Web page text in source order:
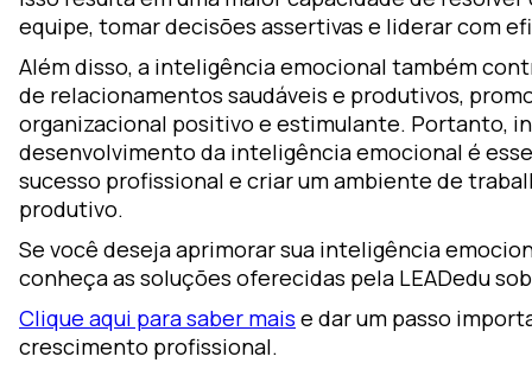
equipe, tomar decisões assertivas e liderar com
Além disso, a inteligência emocional também
de relacionamentos saudáveis e produtivos,
organizacional positivo e estimulante. Portanto,
desenvolvimento da inteligência emocional é
sucesso profissional e criar um ambiente de
produtivo.
Se você deseja aprimorar sua inteligência
conheça as soluções oferecidas pela LEADedu
Clique aqui para saber mais e dar um passo
crescimento profissional.